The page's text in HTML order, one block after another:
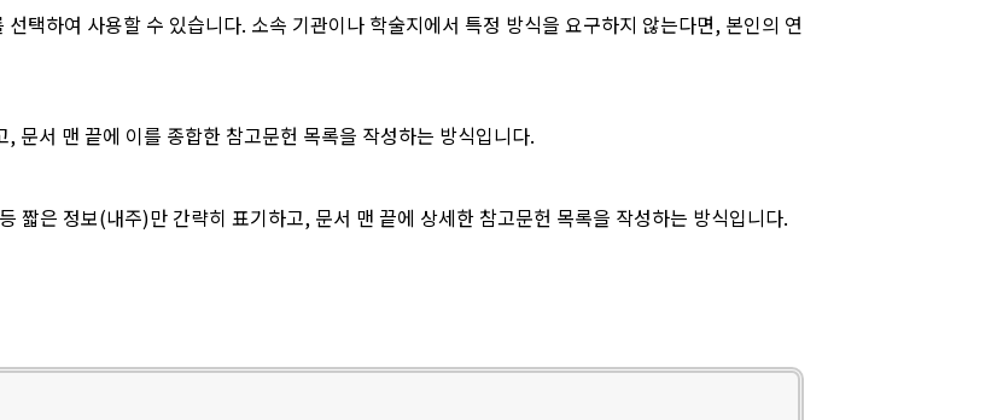
택하여 사용할 수 있습니다. 소속 기관이나 학술지에서 특정 방식을 요구하지 않는다면, 본인의 연
문서 맨 끝에 이를 종합한 참고문헌 목록을 작성하는 방식입니다.
짧은 정보(내주)만 간략히 표기하고, 문서 맨 끝에 상세한 참고문헌 목록을 작성하는 방식입니다.